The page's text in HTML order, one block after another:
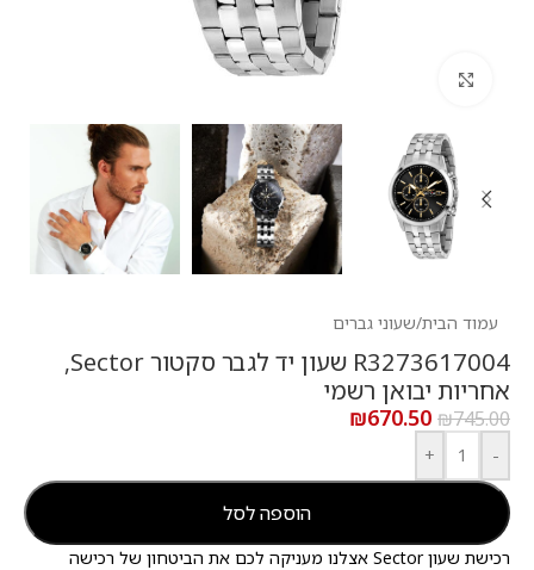
עמוד הבית/שעוני גברים
R3273617004 שעון יד לגבר סקטור Sector,
אחריות יבואן רשמי
₪745.00
₪670.50
-
+
הוספה לסל
רכישת שעון Sector אצלנו מעניקה לכם את הביטחון של רכישה